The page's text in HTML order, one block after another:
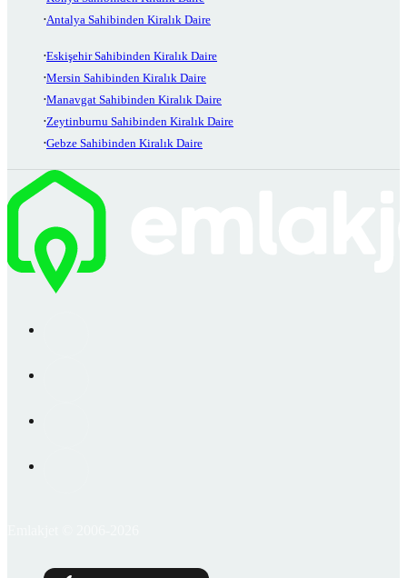
Antalya Sahibinden Kiralık Daire
Eskişehir Sahibinden Kiralık Daire
Mersin Sahibinden Kiralık Daire
Manavgat Sahibinden Kiralık Daire
Zeytinburnu Sahibinden Kiralık Daire
Gebze Sahibinden Kiralık Daire